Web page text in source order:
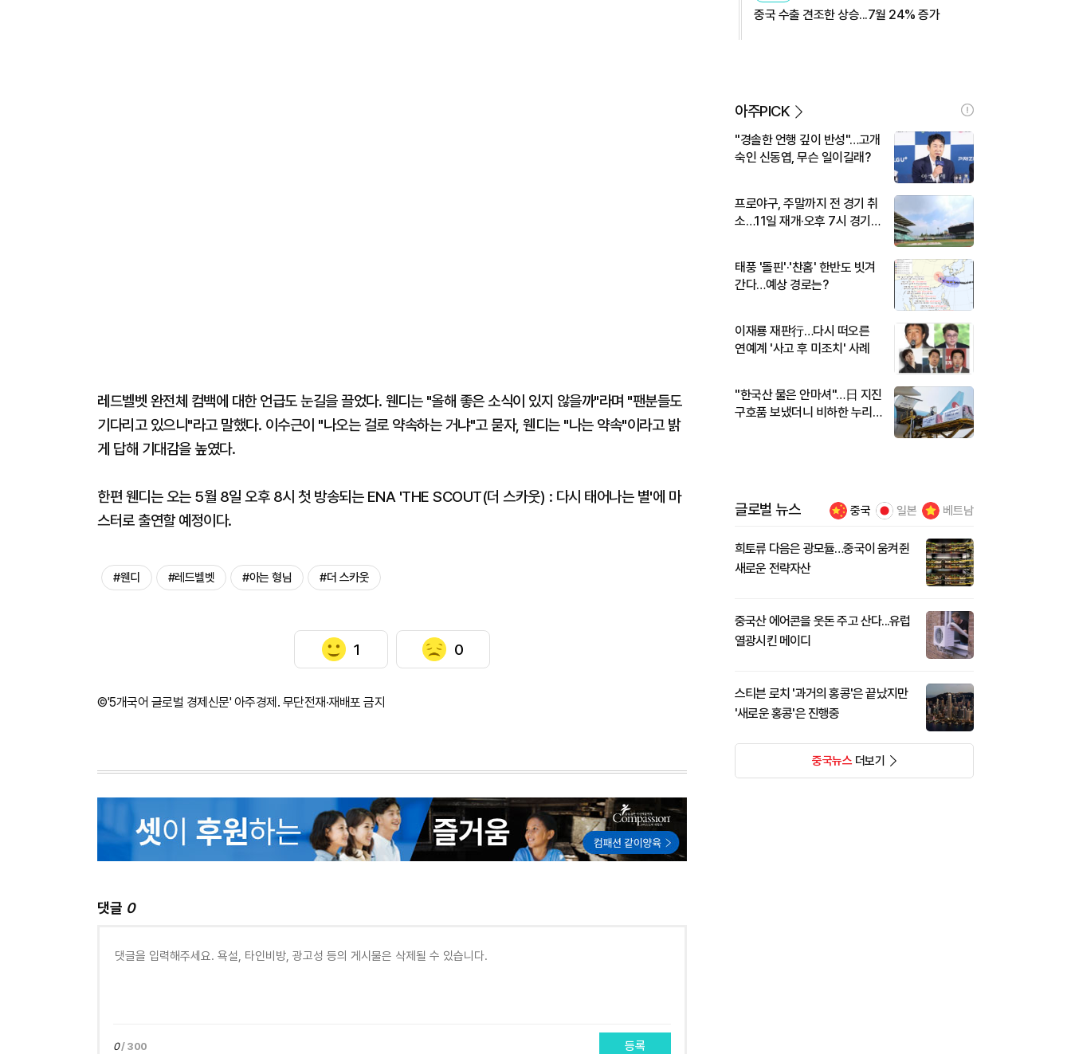
레드벨벳 완전체 컴백에 대한 언급도 눈길을 끌었다. 웬디는 "올해 좋은 소식이 있지 않을까"라며 "팬분들도
기다리고 있으니"라고 말했다. 이수근이 "나오는 걸로 약속하는 거냐"고 묻자, 웬디는 "나는 약속"이라고 밝
게 답해 기대감을 높였다.
한편 웬디는 오는 5월 8일 오후 8시 첫 방송되는 ENA 'THE SCOUT(더 스카웃) : 다시 태어나는 별'에 마
스터로 출연할 예정이다.
#웬디 #레드벨벳 #아는 형님 #더 스카웃
1 0
©'5개국어 글로벌 경제신문' 아주경제. 무단전재·재배포 금지
댓글 0
0/ 300 등록
중국 수출 견조한 상승...7월 24% 증가
아주PICK
"경솔한 언행 깊이 반성"…고개
숙인 신동엽, 무슨 일이길래?
프로야구, 주말까지 전 경기 취
소…11일 재개·오후 7시 경기
태풍 '돌핀'·'찬홈' 한반도 빗겨
간다…예상 경로는?
이재룡 재판行…다시 떠오른
연예계 '사고 후 미조치' 사례
"한국산 물은 안마셔"…日 지진
구호품 보냈더니 비하한 누리
글로벌 뉴스 중국 일본 베트남
희토류 다음은 광모듈…중국이 움켜쥔
새로운 전략자산
중국산 에어콘을 웃돈 주고 산다...유럽
열광시킨 메이디
스티븐 로치 '과거의 홍콩'은 끝났지만
'새로운 홍콩'은 진행중
중국뉴스더보기